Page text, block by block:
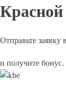
Красной
Отправьте заявку
и получите бонус.